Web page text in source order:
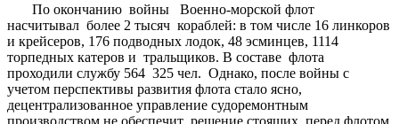
По окончанию войны Военно-морской флот
насчитывал более 2 тысяч кораблей: в том числе 16 линкоров
и крейсеров, 176 подводных лодок, 48 эсминцев, 1114
торпедных катеров и тральщиков. В составе флота
проходили службу 564 325 чел. Однако, после войны с
учетом перспективы развития флота стало ясно,
децентрализованное управление судоремонтным
производством не обеспечит решение стоящих перед флотом